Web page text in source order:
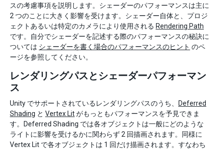
スの考慮事項を説明します。シェーダーのパフォーマンスは主に
2 つのことに大きく影響を受けます。シェーダー自体と、プロジ
ェクトあるいは特定のカメラにより使用される Rendering Path
です。自分でシェーダーを記述する際のパフォーマンスの秘訣に
ついては シェーダーを書く場合のパフォーマンスのヒント のペ
ージを参照してください。
レンダリングパスとシェーダーパフォーマン
ス
Unity でサポートされているレンダリングパスのうち、
Deferred
Shading と Vertex Litがもっともパフォーマンスを予見できま
す。Deferred Shading では各オブジェクトは一般にどのような
ライトに影響を受けるかに関わらず 2 回描画されます。同様に
Vertex Lit で各オブジェクトは 1 回だけ描画されます。すなわち